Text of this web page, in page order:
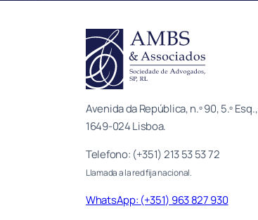
Avenida da República, n.º 90, 5.º Esq.,
1649-024 Lisboa.
Telefono: (+351) 213 53 53 72
Llamada a la red fija nacional.
WhatsApp: (+351) 963 827 930